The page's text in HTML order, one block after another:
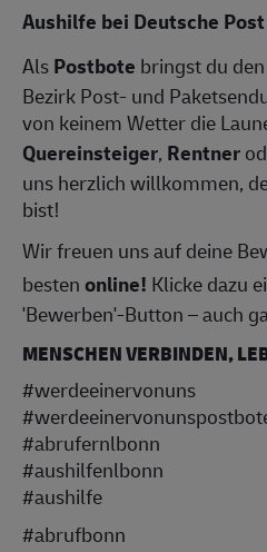
Aushilfe bei Deutsche
AlsPostbote bringst du
Bezirk Post- und
von keinem Wetter die
Quereinsteiger, Rentner
uns herzlich willkommen,
bist!
Wir freuen uns auf deine
bestenonline! Klicke dazu
'Bewerben'-Button – auch
MENSCHEN VERBINDEN,
#werdeeinervonuns
#abrufernlbonn
#aushilfenlbonn
#aushilfe
#abrufbonn